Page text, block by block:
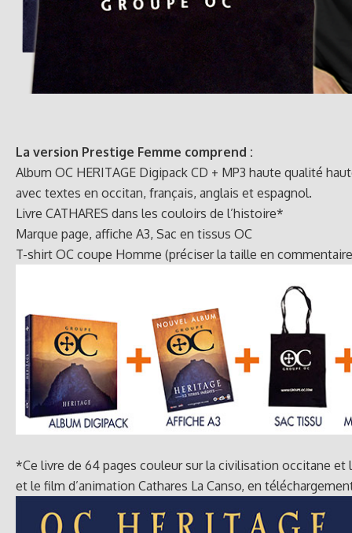
La version Prestige Femme comprend :
Album OC HERITAGE Digipack CD + MP3 haute qualité
avec textes en occitan, français, anglais et espagnol.
Livre CATHARES dans les couloirs de l’histoire*
Marque page, affiche A3, Sac en tissus OC
T-shirt OC coupe Homme (préciser la taille en
*Ce livre de 64 pages couleur sur la civilisation occitane et
et le film d’animation Cathares La Canso, en